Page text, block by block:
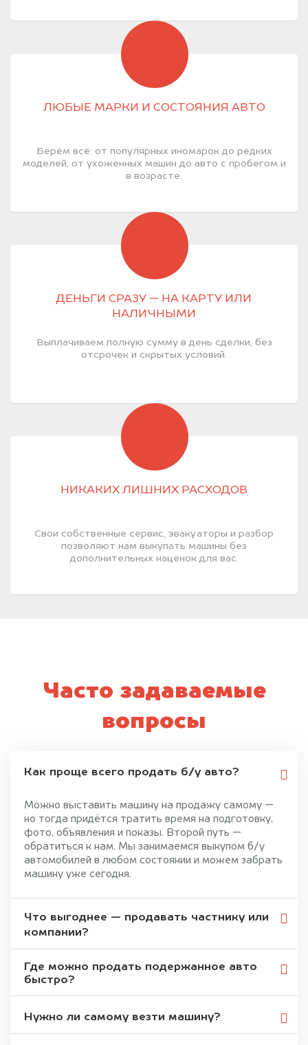
ЛЮБЫЕ МАРКИ И СОСТОЯНИЯ АВТО
Берём всё: от популярных иномарок до редких
моделей, от ухоженных машин до авто с пробегом и
в возрасте.
ДЕНЬГИ СРАЗУ — НА КАРТУ ИЛИ
НАЛИЧНЫМИ
Выплачиваем полную сумму в день сделки, без
отсрочек и скрытых условий.
НИКАКИХ ЛИШНИХ РАСХОДОВ
Свои собственные сервис, эвакуаторы и разбор
позволяют нам выкупать машины без
дополнительных наценок для вас.
Часто задаваемые
вопросы
Как проще всего продать б/у авто?
Можно выставить машину на продажу самому —
но тогда придётся тратить время на подготовку,
фото, объявления и показы. Второй путь —
обратиться к нам. Мы занимаемся выкупом б/у
автомобилей в любом состоянии и можем забрать
машину уже сегодня.
Что выгоднее — продавать частнику или
компании?
Где можно продать подержанное авто
быстро?
Нужно ли самому везти машину?